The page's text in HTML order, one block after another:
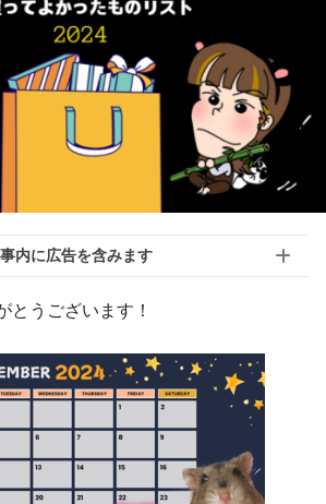
内に広告を含みます
とうございます！